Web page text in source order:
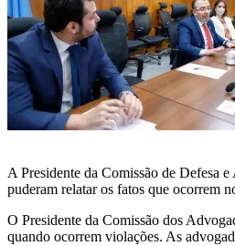
A Presidente da Comissão de Defesa
puderam relatar os fatos que ocorrem
O Presidente da Comissão dos
quando ocorrem violações. As